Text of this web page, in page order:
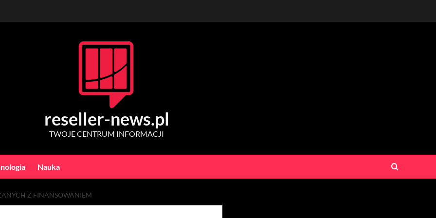
reseller-news.pl
TWOJE CENTRUM INFORMACJI
Nauka
Z FINANSOWANIEM